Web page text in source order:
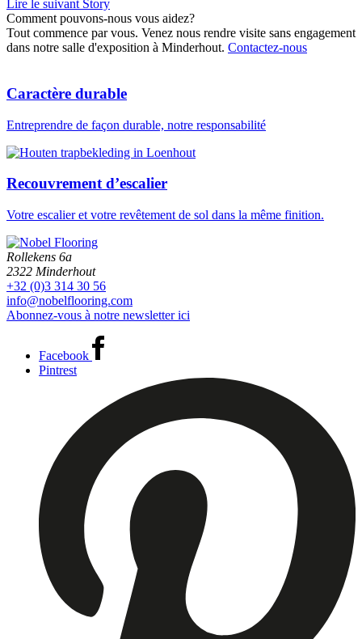
Lire le suivant Story
Comment pouvons-nous vous aidez?
Tout commence par vous. Venez nous rendre visite sans engagement
dans notre salle d'exposition à Minderhout. Contactez-nous
Caractère durable
Entreprendre de façon durable, notre responsabilité
Recouvrement d’escalier
Votre escalier et votre revêtement de sol dans la même finition.
Rollekens 6a
2322 Minderhout
+32 (0)3 314 30 56
info@nobelflooring.com
Abonnez-vous à notre newsletter ici
Facebook
Pintrest